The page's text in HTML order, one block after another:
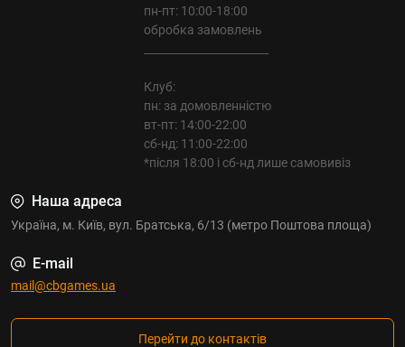
пн-пт: 10:00-18:00
обробка замовлень
Клуб:
пн: за домовленністю
вт-пт: 14:00-22:00
сб-нд: 11:00-22:00
*після 18:00 і сб-нд лише самовивіз
Наша адреса
Україна, м. Київ, вул. Братська, 6/13 (метро Поштова площа)
E-mail
mail@cbgames.ua
Перейти до контактів